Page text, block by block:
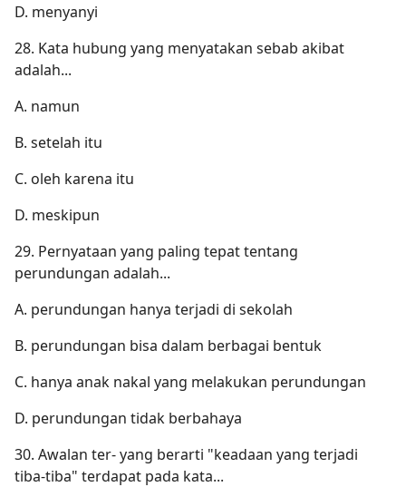
D. menyanyi
28. Kata hubung yang menyatakan sebab akibat
adalah...
A. namun
B. setelah itu
C. oleh karena itu
D. meskipun
29. Pernyataan yang paling tepat tentang
perundungan adalah...
A. perundungan hanya terjadi di sekolah
B. perundungan bisa dalam berbagai bentuk
C. hanya anak nakal yang melakukan perundungan
D. perundungan tidak berbahaya
30. Awalan ter- yang berarti "keadaan yang terjadi
tiba-tiba" terdapat pada kata...